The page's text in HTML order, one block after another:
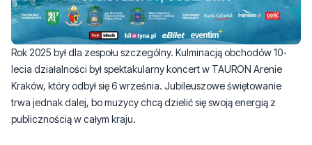
Rok 2025 był dla zespołu szczególny. Kulminacją obchodów 10-
lecia działalności był spektakularny koncert w TAURON Arenie
Kraków, który odbył się 6 września. Jubileuszowe świętowanie
trwa jednak dalej, bo muzycy chcą dzielić się swoją energią z
publicznością w całym kraju.